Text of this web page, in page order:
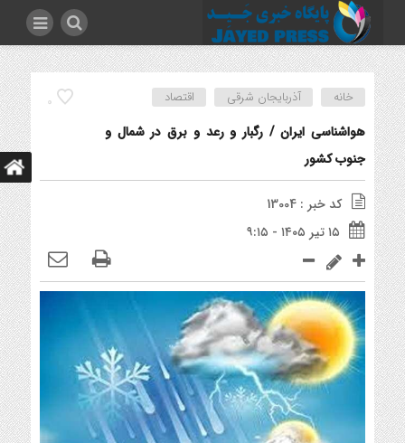
0 خانه آذربایجان شرقی اقتصاد
هواشناسی ایران / رگبار و رعد و برق در شمال و
جنوب کشور
کد خبر : 13004
۱۵ تیر ۱۴۰۵ - ۹:۱۵